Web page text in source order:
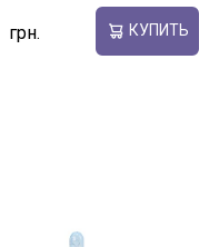
КУПИТЬ